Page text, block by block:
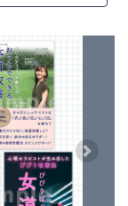
Next